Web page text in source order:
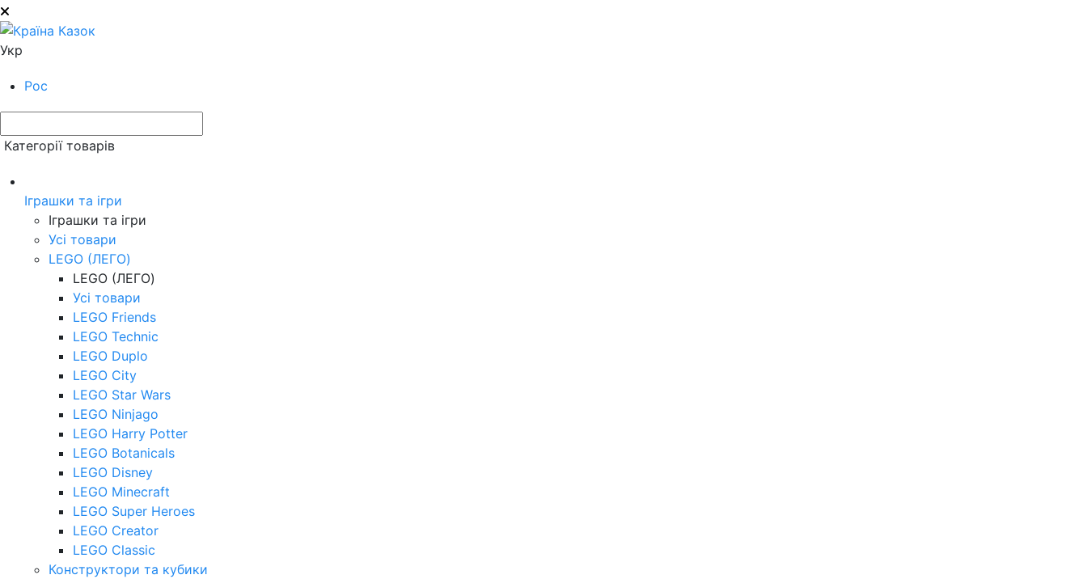
Укр
Рос
Категорії товарів
Іграшки та ігри
Іграшки та ігри
Усі товари
LEGO (ЛЕГО)
LEGO (ЛЕГО)
Усі товари
LEGO Friends
LEGO Technic
LEGO Duplo
LEGO City
LEGO Star Wars
LEGO Ninjago
LEGO Harry Potter
LEGO Botanicals
LEGO Disney
LEGO Minecraft
LEGO Super Heroes
LEGO Creator
LEGO Classic
Конструктори та кубики